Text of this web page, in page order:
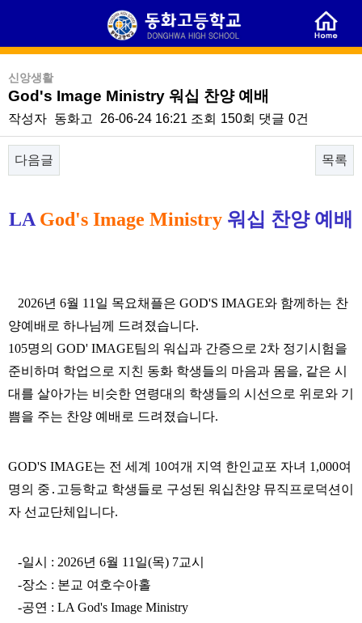
신앙생활
God's Image Ministry 워십 찬양 예배
작성자 동화고 26-06-24 16:21 조회 150회 댓글 0건
다음글 목록
LA God's Image Ministry 워십 찬양 예배
2026년 6월 11 일 목요채플은 GOD'S IMAGE와 함께하는 찬
양예배로 하나님께 드려졌습니다.
105명의 GOD' IMAGE팀의 워십과 간증으로 2차 정기시험을
준비하며 학업으로 지친 동화 학생들의 마음과 몸을, 같은 시
대를 살아가는 비슷한 연령대의 학생들의 시선으로 위로와 기
쁨을 주는 찬양 예배로 드려졌습니다.
GOD'S IMAGE는 전 세계 10여개 지역 한인교포 자녀 1,000여
명의 중 ․ 고등학교 학생들로 구성된 워십찬양 뮤직프로덕션이
자 선교단체입니다.
-일시 : 2026년 6월 11 일(목) 7교시
-장소 : 본교 여호수아홀
-공연 : LA God's Image Ministry